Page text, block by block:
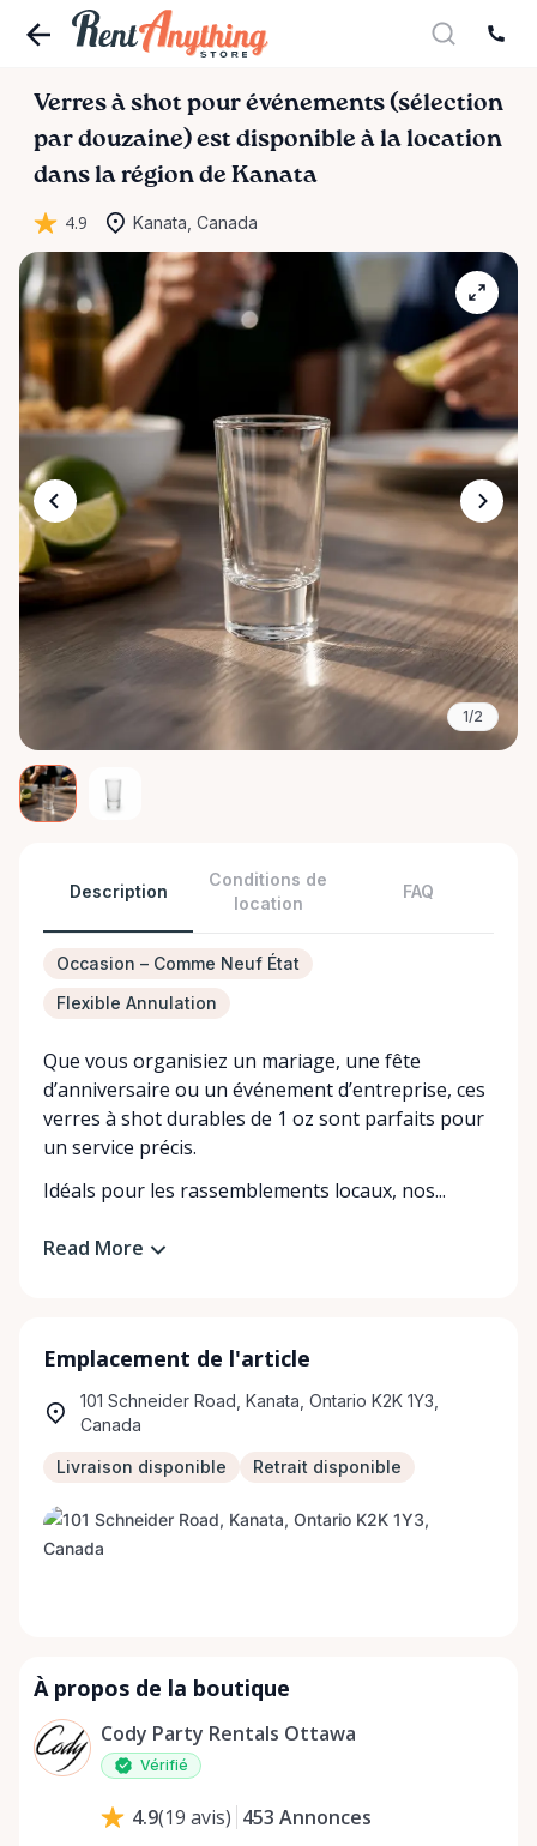
Verres à shot pour événements (sélection
par douzaine) est disponible à la location
dans la région de Kanata
4.9 Kanata, Canada
1/2
Description
Conditions de
location
FAQ
Occasion – Comme Neuf État
Flexible Annulation
Que vous organisiez un mariage, une fête
d’anniversaire ou un événement d’entreprise, ces
verres à shot durables de 1 oz sont parfaits pour
un service précis.
Idéals pour les rassemblements locaux, nos...
Read More
Emplacement de l'article
101 Schneider Road, Kanata, Ontario K2K 1Y3,
Canada
Livraison disponible Retrait disponible
À propos de la boutique
Cody Party Rentals Ottawa
Vérifié
4.9(19 avis) 453 Annonces